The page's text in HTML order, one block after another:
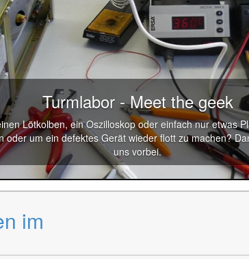
Turmlabor - Meet the geek
Lötkolben, ein Oszilloskop oder einfach nur etwas
oder um ein defektes Gerät wieder flott zu machen?
uns vorbei.
im